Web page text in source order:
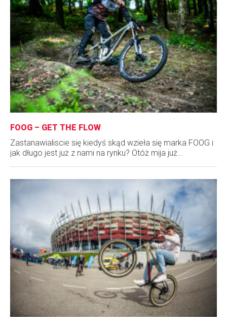
FOOG – GET THE FLOW
Zastanawialiscie się kiedyś skąd wzieła się marka FOOG i
jak długo jest już z nami na rynku? Otóż mija już...